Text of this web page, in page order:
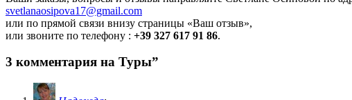
svetlanaosipova17@gmail.com
или по прямой связи внизу страницы «Ваш отзыв»,
или звоните по телефону : +39 327 617 91 86.
3 комментария на Туры”